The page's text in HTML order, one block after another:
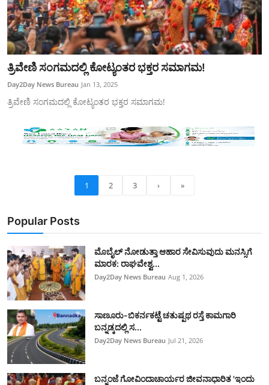
ತ್ರಿವೇಣಿ ಸಂಗಮದಲ್ಲಿ ಕೋಟ್ಯಂತರ ಭಕ್ತರ ಸಮಾಗಮ!
Day2Day News Bureau Jan 13, 2025
ತ್ರಿವೇಣಿ ಸಂಗಮದಲ್ಲಿ ಕೋಟ್ಯಂತರ ಭಕ್ತರ ಸಮಾಗಮ!
1 2 3 › »
Popular Posts
ಮೊಬೈಲ್ ನೋಡುತ್ತಾ ಆಹಾರ ಸೇವಿಸುವುದು ಮನಸ್ಸಿಗೆ
ಮಾರಕ: ರಾಘವೇಶ್ವ...
Day2Day News Bureau Aug 1, 2026
ಸಾಣೂರು-ಬಿಕರ್ನಕಟ್ಟೆ ಚತುಷ್ಪಥ ರಸ್ತೆ ಕಾಮಗಾರಿ
ಬನ್ನಡ್ಕದಲ್ಲಿ ಸ...
Day2Day News Bureau Jul 21, 2026
ಬನ್ನಂಜೆ ಗೋವಿಂದಾಚಾರ್ಯರ ಜೀವನಾಧಾರಿತ 'ಇಂದು